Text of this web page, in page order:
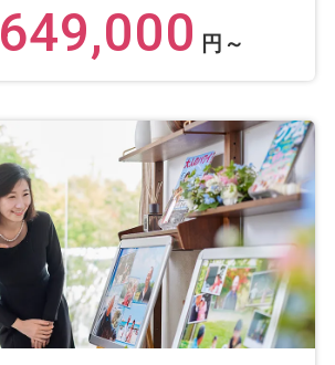
649,000 円～